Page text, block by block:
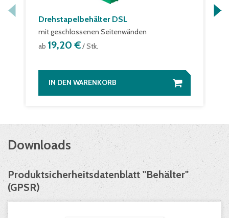
Drehstapelbehälter DSL
mit geschlossenen Seitenwänden
ab 19,20 €/ Stk.
IN DEN WARENKORB
Downloads
Produktsicherheitsdatenblatt "Behälter"
(GPSR)